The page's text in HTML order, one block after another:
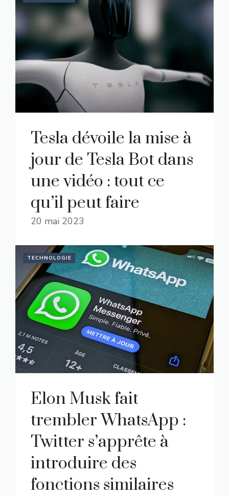
Tesla dévoile la mise à
jour de Tesla Bot dans
une vidéo : tout ce
qu’il peut faire
20 mai 2023
TECHNOLOGIE
Elon Musk fait
trembler WhatsApp :
Twitter s’apprête à
introduire des
fonctions similaires